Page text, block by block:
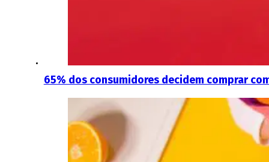
65% dos consumidores decidem comprar